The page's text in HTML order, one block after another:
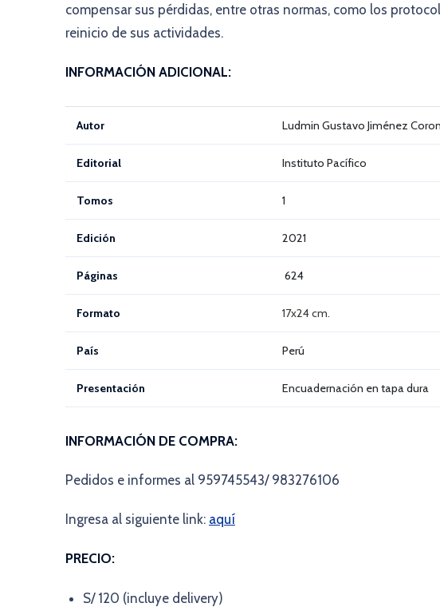
compensar sus pérdidas, entre otras normas, como los
reinicio de sus actividades.
INFORMACIÓN ADICIONAL:
Autor Ludmin Gustavo Jiménez
Editorial Instituto Pacífico
Tomos 1
Edición 2021
Páginas 624
Formato 17x24 cm.
País Perú
Presentación Encuadernación en tapa dura
INFORMACIÓN DE COMPRA:
Pedidos e informes al 959745543/ 983276106
Ingresa al siguiente link: aquí
PRECIO:
S/ 120 (incluye delivery)